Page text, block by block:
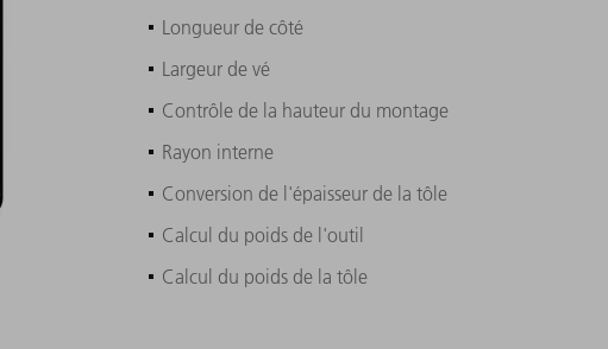
Longueur de côté
Largeur de vé
Contrôle de la hauteur du montage
Rayon interne
Conversion de l'épaisseur de la tôle
Calcul du poids de l'outil
Calcul du poids de la tôle